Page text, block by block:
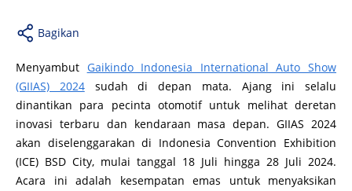
Bagikan
Menyambut Gaikindo Indonesia International Auto Show
(GIIAS) 2024sudah di depan mata. Ajang ini selalu
dinantikan para pecinta otomotif untuk melihat deretan
inovasi terbaru dan kendaraan masa depan. GIIAS 2024
akan diselenggarakan di Indonesia Convention Exhibition
(ICE) BSD City, mulai tanggal 18 Juli hingga 28 Juli 2024.
Acara ini adalah kesempatan emas untuk menyaksikan